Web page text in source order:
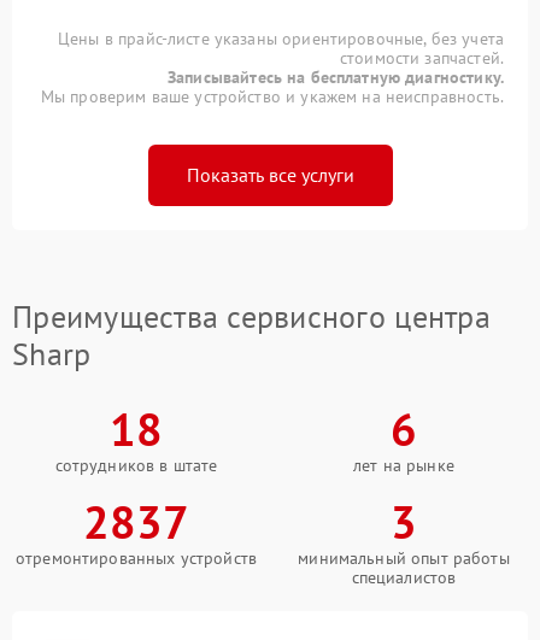
Цены в прайс-листе указаны ориентировочные, без учета
стоимости запчастей.
Записывайтесь на бесплатную диагностику.
Мы проверим ваше устройство и укажем на неисправность.
Показать все услуги
Преимущества сервисного центра
Sharp
18
сотрудников в штате
6
лет на рынке
2837
отремонтированных устройств
3
минимальный опыт работы
специалистов